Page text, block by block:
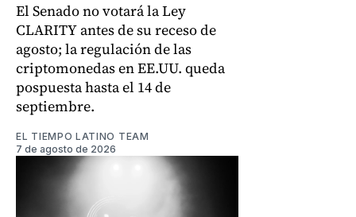
El Senado no votará la Ley
CLARITY antes de su receso de
agosto; la regulación de las
criptomonedas en EE.UU. queda
pospuesta hasta el 14 de
septiembre.
EL TIEMPO LATINO TEAM
7 de agosto de 2026